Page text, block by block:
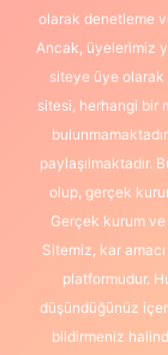
olarak denetleme
Ancak, üyelerimiz
siteye üye olarak
sitesi, herhangi bir
paylaşılmaktadır.
olup, gerçek
Gerçek kurum
Sitemiz, kar
platformudur.
düşündüğünüz
bildirmeniz